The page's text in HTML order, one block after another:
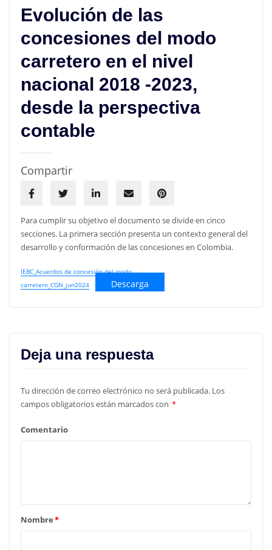
Evolución de las
concesiones del modo
carretero en el nivel
nacional 2018 -2023,
desde la perspectiva
contable
Compartir
Para cumplir su objetivo el documento se divide en cinco
secciones. La primera sección presenta un contexto general del
desarrollo y conformación de las concesiones en Colombia.
IEBC_Acuerdos de concesión del modo
carretero_CGN_jun2024
Descarga
Deja una respuesta
Tu dirección de correo electrónico no será publicada. Los
campos obligatorios están marcados con *
Comentario
Nombre*